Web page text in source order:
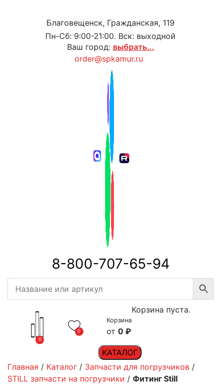
Благовещенск, Гражданская, 119
Пн-Сб: 9:00-21:00. Вск: выходной
Ваш город: выбрать...
order@spkamur.ru
8-800-707-65-94
0
0
Корзина
0 ₽
Корзина пуста.
КАТАЛОГ
Главная / Каталог / Запчасти для погрузчиков /
STILL запчасти на погрузчики / Фитинг Still